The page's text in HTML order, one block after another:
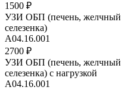
1500 ₽
УЗИ ОБП (печень, желчный
селезенка)
A04.16.001
2700 ₽
УЗИ ОБП (печень, желчный
селезенка) с нагрузкой
А04.16.001